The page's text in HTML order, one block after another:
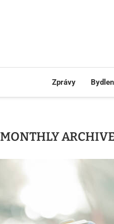
Zprávy
MONTHLY